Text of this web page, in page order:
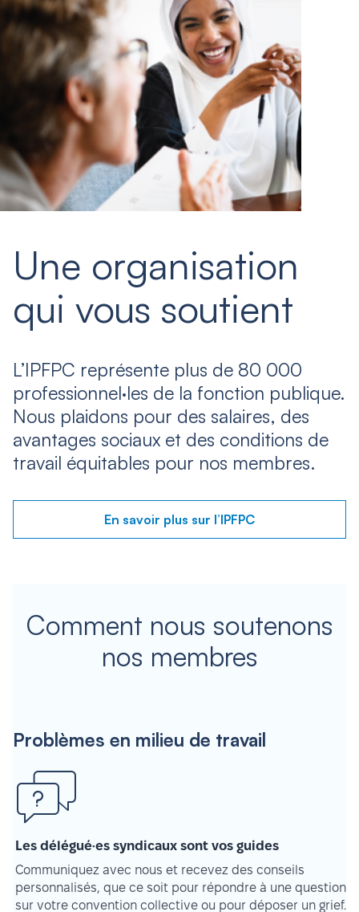
Une organisation
qui vous soutient
L’IPFPC représente plus de 80 000
professionnel·les de la fonction publique.
Nous plaidons pour des salaires, des
avantages sociaux et des conditions de
travail équitables pour nos membres.
En savoir plus sur l’IPFPC
Comment nous soutenons
nos membres
Problèmes en milieu de travail
Les délégué·es syndicaux sont vos guides
Communiquez avec nous et recevez des conseils
personnalisés, que ce soit pour répondre à une question
sur votre convention collective ou pour déposer un grief.